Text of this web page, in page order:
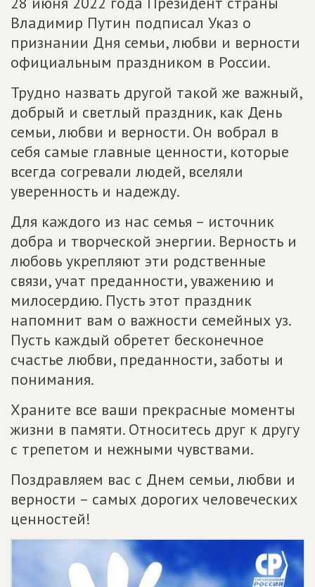
Владимир Путин подписал Указ о
признании Дня семьи, любви и верности
официальным праздником в России.
Трудно назвать другой такой же важный,
добрый и светлый праздник, как День
семьи, любви и верности. Он вобрал в
себя самые главные ценности, которые
всегда согревали людей, вселяли
уверенность и надежду.
Для каждого из нас семья – источник
добра и творческой энергии. Верность и
любовь укрепляют эти родственные
связи, учат преданности, уважению и
милосердию. Пусть этот праздник
напомнит вам о важности семейных уз.
Пусть каждый обретет бесконечное
счастье любви, преданности, заботы и
понимания.
Храните все ваши прекрасные моменты
жизни в памяти. Относитесь друг к другу
с трепетом и нежными чувствами.
Поздравляем вас с Днем семьи, любви и
верности – самых дорогих человеческих
ценностей!